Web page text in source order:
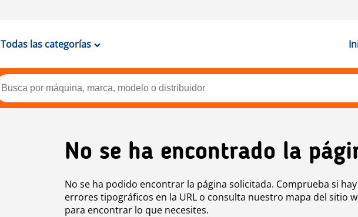
Todas las categorías
No se ha encontrado la
No se ha podido encontrar la página solicitada. Comprueba si hay
errores tipográficos en la URL o consulta nuestro mapa del sitio
para encontrar lo que necesites.